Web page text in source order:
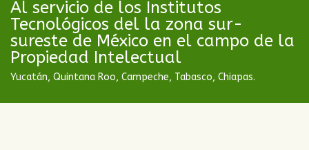
Al servicio de los Institutos
Tecnológicos del la zona sur-
sureste de México en el campo de la
Propiedad Intelectual
Yucatán, Quintana Roo, Campeche, Tabasco, Chiapas.